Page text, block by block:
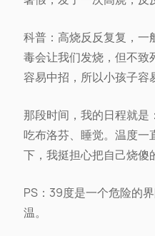
科普：高烧反反复复，
毒会让我们发烧，但不致
容易中招，所以小孩子容
那段时间，我的日程就是
吃布洛芬、睡觉。温度
下，我挺担心把自己烧傻
PS：39度是一个危险的
温。